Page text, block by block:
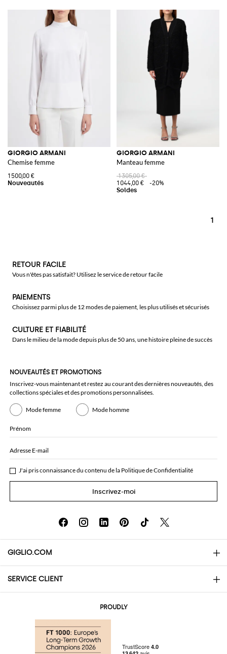
GIORGIO ARMANI
Chemise femme
1 500,00 €
GIORGIO ARMANI
Manteau femme
1 305,00 €
1 044,00 €
-20%
1
RETOUR FACILE
Vous n'êtes pas satisfait? Utilisez le service de retour facile
PAIEMENTS
Choisissez parmi plus de 12 modes de paiement, les plus utilisés et sécurisés
CULTURE ET FIABILITÉ
Dans le milieu de la mode depuis plus de 50 ans, une histoire pleine de succès
NOUVEAUTÉS ET PROMOTIONS
Inscrivez-vous maintenant et restez au courant des dernières nouveautés, des
collections spéciales et des promotions personnalisées.
Mode femme Mode homme
Prénom
Adresse E-mail
J'ai pris connaissance du contenu de la Politique de Confidentialité
Inscrivez-moi
GIGLIO.COM
About
SERVICE CLIENT
PROUDLY